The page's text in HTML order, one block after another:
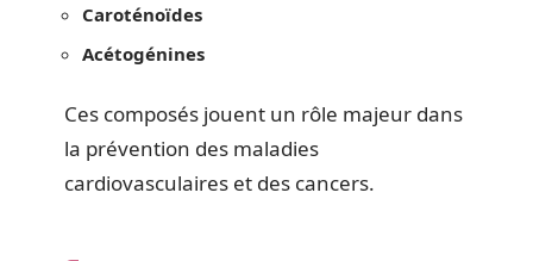
Caroténoïdes
Acétogénines
Ces composés jouent un rôle majeur dans
la prévention des maladies
cardiovasculaires et des cancers.